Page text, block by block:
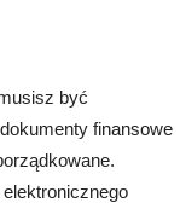
być
finansowe